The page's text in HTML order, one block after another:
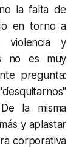
la falta de
en torno a
violencia y
no es muy
pregunta:
la misma
y aplastar
corporativa